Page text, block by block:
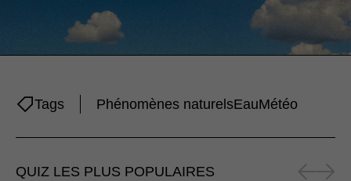
Tags Phénomènes naturelsEauMétéo
QUIZ LES PLUS POPULAIRES